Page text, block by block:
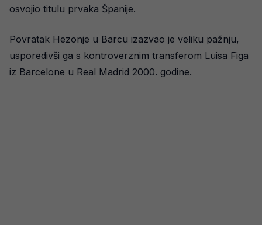
osvojio titulu prvaka Španije.
Povratak Hezonje u Barcu izazvao je veliku pažnju,
usporedivši ga s kontroverznim transferom Luisa Figa
iz Barcelone u Real Madrid 2000. godine.